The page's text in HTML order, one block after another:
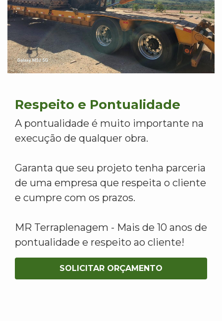
Respeito e Pontualidade
A pontualidade é muito importante na
execução de qualquer obra.
Garanta que seu projeto tenha parceria
de uma empresa que respeita o cliente
e cumpre com os prazos.
MR Terraplenagem - Mais de 10 anos de
pontualidade e respeito ao cliente!
SOLICITAR ORÇAMENTO